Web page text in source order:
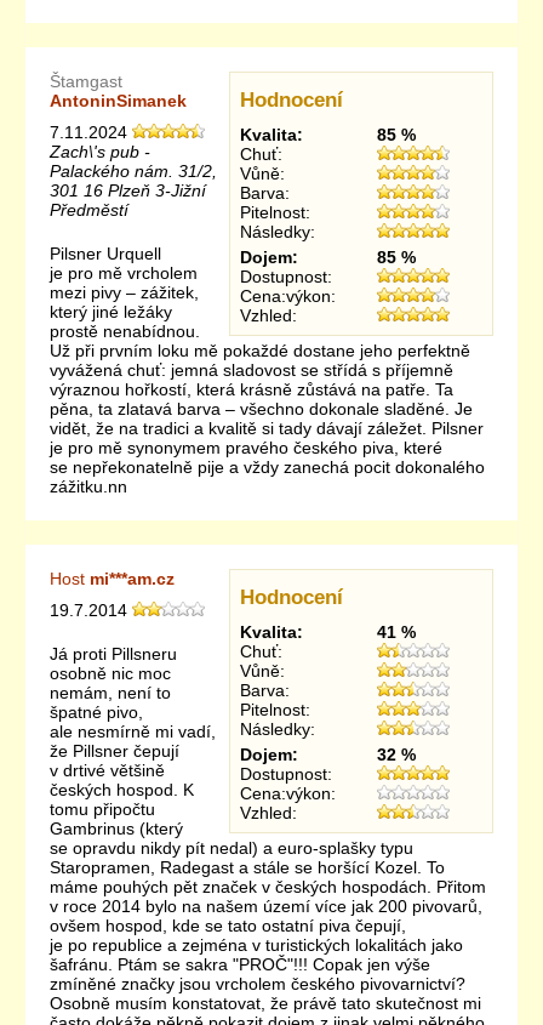
Hodnocení
Kvalita:
85 %
Chuť:
Vůně:
Barva:
Pitelnost:
Následky:
Dojem:
85 %
Dostupnost:
Cena:výkon:
Vzhled:
Štamgast
AntoninSimanek
7.11.2024
Zach\'s pub -
Palackého nám. 31/2,
301 16 Plzeň 3-Jižní
Předměstí
Pilsner Urquell
je pro mě vrcholem
mezi pivy – zážitek,
který jiné ležáky
prostě nenabídnou.
Už při prvním loku mě pokaždé dostane jeho perfektně
vyvážená chuť: jemná sladovost se střídá s příjemně
výraznou hořkostí, která krásně zůstává na patře. Ta
pěna, ta zlatavá barva – všechno dokonale sladěné. Je
vidět, že na tradici a kvalitě si tady dávají záležet. Pilsner
je pro mě synonymem pravého českého piva, které
se nepřekonatelně pije a vždy zanechá pocit dokonalého
zážitku.nn
Hodnocení
Kvalita:
41 %
Chuť:
Vůně:
Barva:
Pitelnost:
Následky:
Dojem:
32 %
Dostupnost:
Cena:výkon:
Vzhled:
Host mi***am.cz
19.7.2014
Já proti Pillsneru
osobně nic moc
nemám, není to
špatné pivo,
ale nesmírně mi vadí,
že Pillsner čepují
v drtivé většině
českých hospod. K
tomu připočtu
Gambrinus (který
se opravdu nikdy pít nedal) a euro-splašky typu
Staropramen, Radegast a stále se horšící Kozel. To
máme pouhých pět značek v českých hospodách. Přitom
v roce 2014 bylo na našem území více jak 200 pivovarů,
ovšem hospod, kde se tato ostatní piva čepují,
je po republice a zejména v turistických lokalitách jako
šafránu. Ptám se sakra "PROČ"!!! Copak jen výše
zmíněné značky jsou vrcholem českého pivovarnictví?
Osobně musím konstatovat, že právě tato skutečnost mi